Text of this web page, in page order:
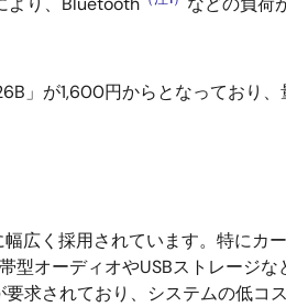
」が1,600円からとなっており、
広く採用されています。特にカ
型オーディオやUSBストレージな
求されており、システムの低コ